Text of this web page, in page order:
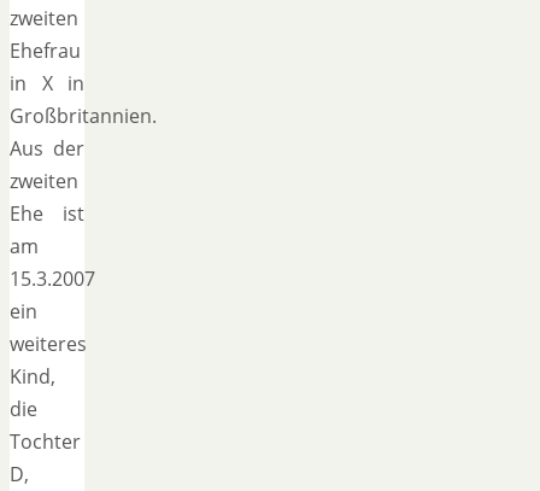
zweiten
Ehefrau
in X in
Großbritannien.
Aus der
zweiten
Ehe ist
am
15.3.2007
ein
weiteres
Kind,
die
Tochter
D,